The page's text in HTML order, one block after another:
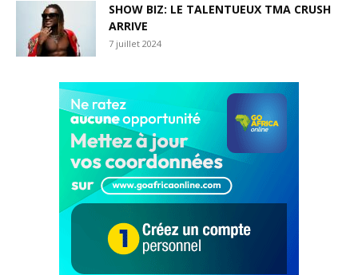
SHOW BIZ: LE TALENTUEUX TMA CRUSH
ARRIVE
7 juillet 2024